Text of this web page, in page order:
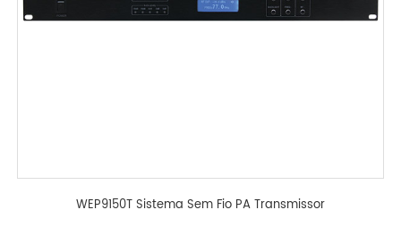
WEP9150T Sistema Sem Fio PA Transmissor